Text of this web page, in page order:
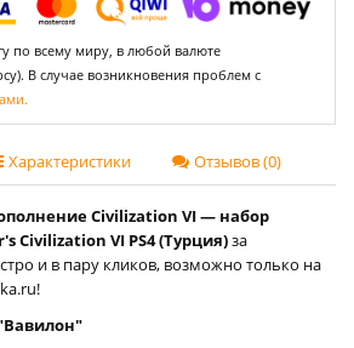
по всему миру, в любой валюте
В случае возникновения проблем с
Характеристики Отзывов (0)
Civilization VI — набор
Civilization VI PS4 (Турция)за
и в пару кликов, возможно только на